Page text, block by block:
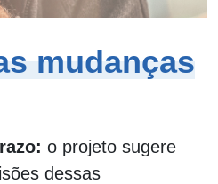
mudanças
o projeto sugere
dessas